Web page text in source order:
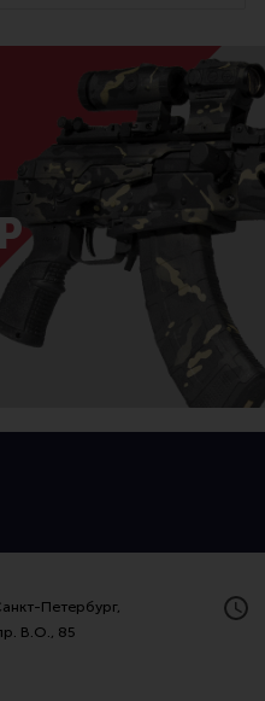
Петербург,
В.О., 85